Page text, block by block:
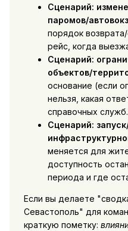
Сценарий:
паромов/
порядок
рейс, когда
Сценарий:
объектов/
основание (если
нельзя, какая
справочных служб.
Сценарий:
меняется для
доступность
периода и где
Если вы делаете
Севастополь" для
краткую пометку: